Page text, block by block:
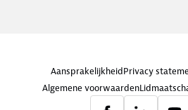
AansprakelijkheidPrivacy
Algemene voorwaarden